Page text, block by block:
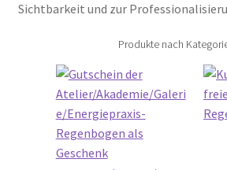
Sichtbarkeit und zur
Produkte nach